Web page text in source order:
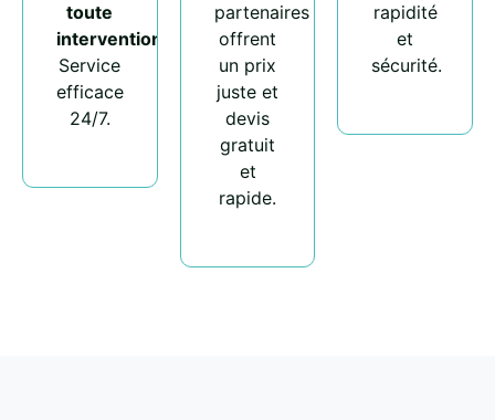
toute
intervention
Service
efficace
24/7.
partenaires
offrent
un prix
juste et
devis
gratuit
et
rapide.
rapidité
et
sécurité.